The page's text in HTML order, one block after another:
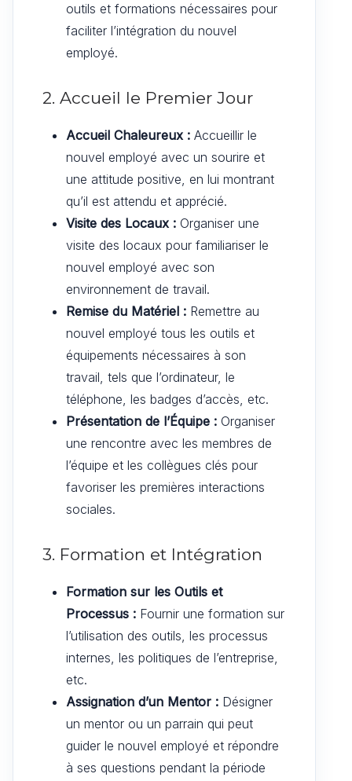
outils et formations nécessaires pour
faciliter l’intégration du nouvel
employé.
2. Accueil le Premier Jour
Accueil Chaleureux : Accueillir le
nouvel employé avec un sourire et
une attitude positive, en lui montrant
qu’il est attendu et apprécié.
Visite des Locaux : Organiser une
visite des locaux pour familiariser le
nouvel employé avec son
environnement de travail.
Remise du Matériel : Remettre au
nouvel employé tous les outils et
équipements nécessaires à son
travail, tels que l’ordinateur, le
téléphone, les badges d’accès, etc.
Présentation de l’Équipe : Organiser
une rencontre avec les membres de
l’équipe et les collègues clés pour
favoriser les premières interactions
sociales.
3. Formation et Intégration
Formation sur les Outils et
Processus : Fournir une formation sur
l’utilisation des outils, les processus
internes, les politiques de l’entreprise,
etc.
Assignation d’un Mentor : Désigner
un mentor ou un parrain qui peut
guider le nouvel employé et répondre
à ses questions pendant la période